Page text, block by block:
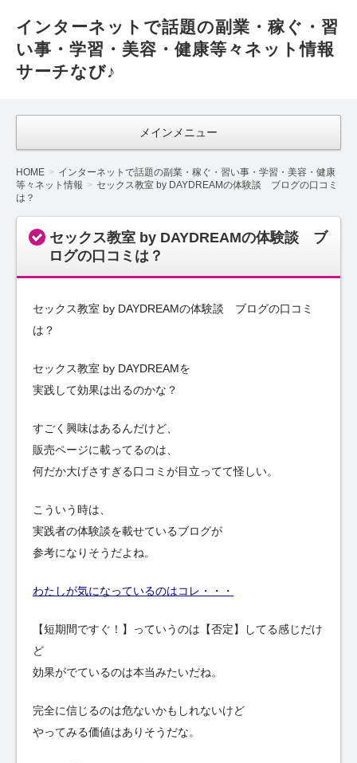
インターネットで話題の副業・稼ぐ・習
い事・学習・美容・健康等々ネット情報
サーチなび♪
メインメニュー
HOME
インターネットで話題の副業・稼ぐ・習い事・学習・美容・健康
等々ネット情報
セックス教室 by DAYDREAMの体験談 ブログの口コミ
は？
セックス教室 by DAYDREAMの体験談 ブ
ログの口コミは？
セックス教室 by DAYDREAMの体験談 ブログの口コミ
は？
セックス教室 by DAYDREAMを
実践して効果は出るのかな？
すごく興味はあるんだけど、
販売ページに載ってるのは、
何だか大げさすぎる口コミが目立ってて怪しい。
こういう時は、
実践者の体験談を載せているブログが
参考になりそうだよね。
わたしが気になっているのはコレ・・・
【短期間ですぐ！】っていうのは【否定】してる感じだけ
ど
効果がでているのは本当みたいだね。
完全に信じるのは危ないかもしれないけど
やってみる価値はありそうだな。